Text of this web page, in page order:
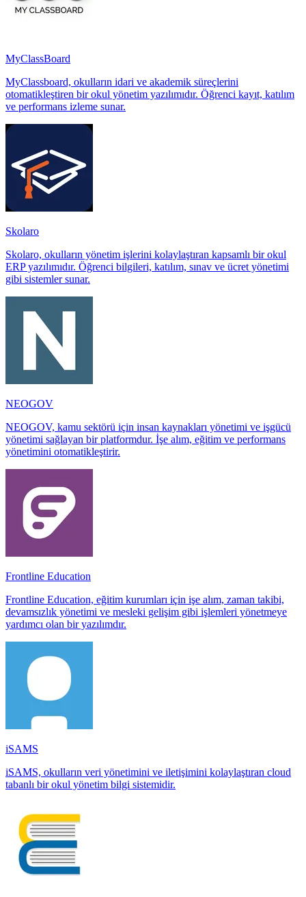
MyClassBoard
MyClassboard, okulların idari ve akademik süreçlerini
otomatikleştiren bir okul yönetim yazılımıdır. Öğrenci kayıt, katılım
ve performans izleme sunar.
Skolaro
Skolaro, okulların yönetim işlerini kolaylaştıran kapsamlı bir okul
ERP yazılımıdır. Öğrenci bilgileri, katılım, sınav ve ücret yönetimi
gibi sistemler sunar.
NEOGOV
NEOGOV, kamu sektörü için insan kaynakları yönetimi ve işgücü
yönetimi sağlayan bir platformdur. İşe alım, eğitim ve performans
yönetimini otomatikleştirir.
Frontline Education
Frontline Education, eğitim kurumları için işe alım, zaman takibi,
devamsızlık yönetimi ve mesleki gelişim gibi işlemleri yönetmeye
yardımcı olan bir yazılımdır.
iSAMS
iSAMS, okulların veri yönetimini ve iletişimini kolaylaştıran cloud
tabanlı bir okul yönetim bilgi sistemidir.